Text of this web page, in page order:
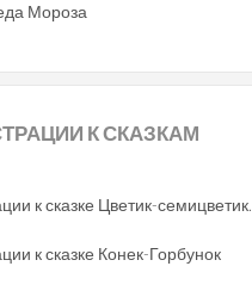
Мороза
К СКАЗКАМ
к сказке Цветик-семицветик.
к сказке Конек-Горбунок